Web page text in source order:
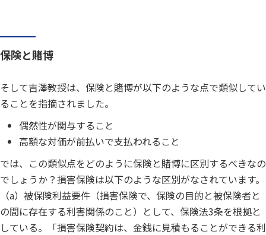
保険と賭博
そして吉澤教授は、保険と賭博が以下のような点で類似してい
ることを指摘されました。
偶然性が関与すること
高額な対価が前払いで支払われること
では、この類似点をどのように保険と賭博に区別するべきなの
でしょうか？損害保険は以下のような区別がなされています。
（a）被保険利益要件（損害保険で、保険の目的と被保険者と
の間に存在する利害関係のこと）として、保険法3条を根拠と
している。「損害保険契約は、金銭に見積もることができる利